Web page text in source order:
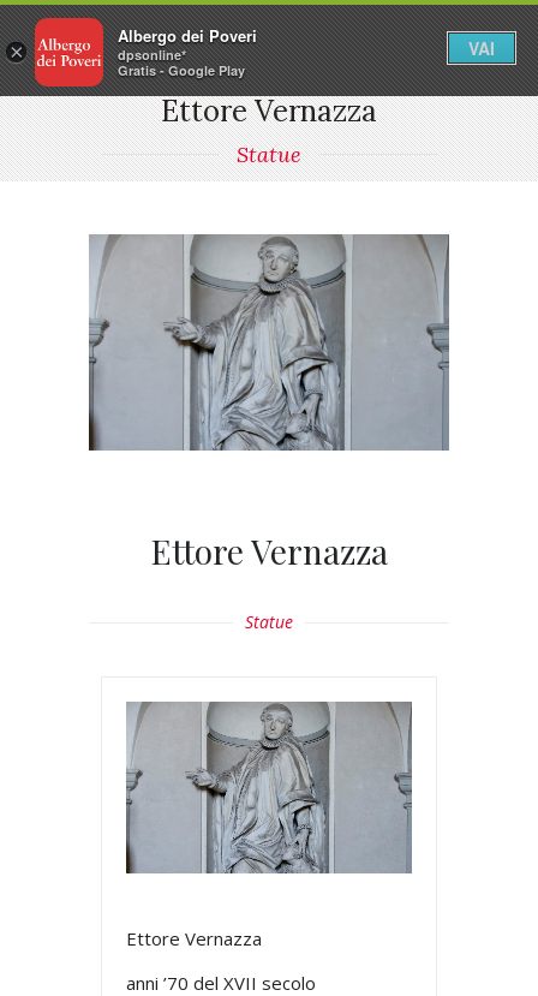
Ettore Vernazza
Statue
Ettore Vernazza
Statue
Ettore Vernazza
anni ’70 del XVII secolo
×
Albergo dei Poveri
dpsonline*
Gratis - Google Play
VAI